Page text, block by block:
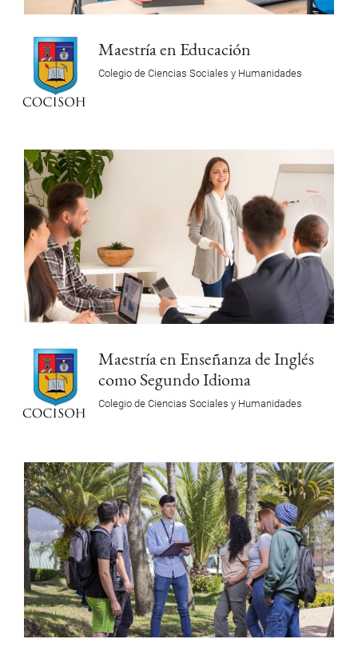
Maestría en Educación
Colegio de Ciencias Sociales y Humanidades
Maestría en Enseñanza de Inglés
como Segundo Idioma
Colegio de Ciencias Sociales y Humanidades